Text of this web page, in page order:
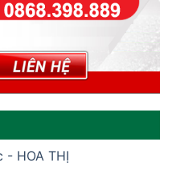
- HOA THỊ